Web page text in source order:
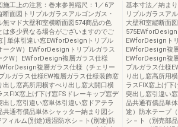
工上の注意：巻末参照縮尺：1／6ア
面図トリプルガラスアルゴンガス・
無マド大壁和室横断面図574商品の色
は多少異なる場合がございますのでご
│単体引違い窓EWforDesignトリプル
ークW）EWforDesignトリプルガラス
クW）EWforDesign複層ガラス仕様
複層ガラス仕様（チェリー
ルガラス仕様EW複層ガラス仕様装飾窓
出し窓高所用横すべり出し窓大開口横
FIX窓上げ下げ窓FSドレーキップ窓デ
し窓引違い窓単体引違い窓ドアテラ
共通有償品単体シャッター納まり図シ
ィルム(別途)透湿防水シ－ト(別途)防
基本寸法／納ま
リプルガラスア
大壁和室縦断面
EWforDesignト
EWforDesign複
EWforDesign複
プルガラス仕様
り出し窓高所用
ラスFIX窓上げ下
突出し窓引違い
品共通有償品単
途）防水テープ
シ－ト（別売部